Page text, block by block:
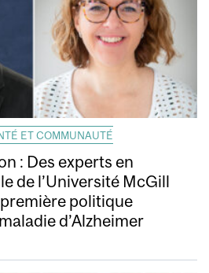
ET COMMUNAUTÉ
: Des experts en
de l’Université McGill
politique
d’Alzheimer